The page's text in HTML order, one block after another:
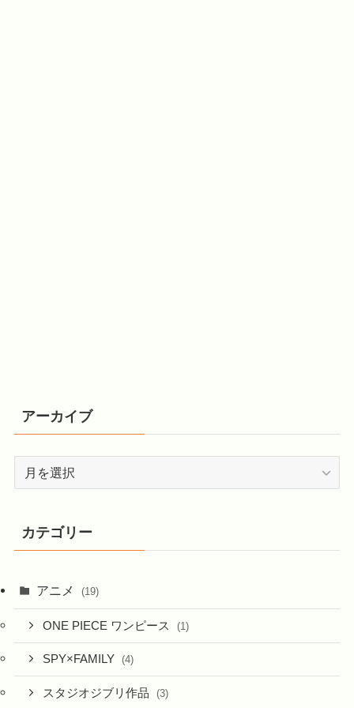
アーカイブ
ブ
カテゴリー
アニメ (19)
ONE PIECE ワンピース (1)
SPY×FAMILY (4)
スタジオジブリ作品 (3)